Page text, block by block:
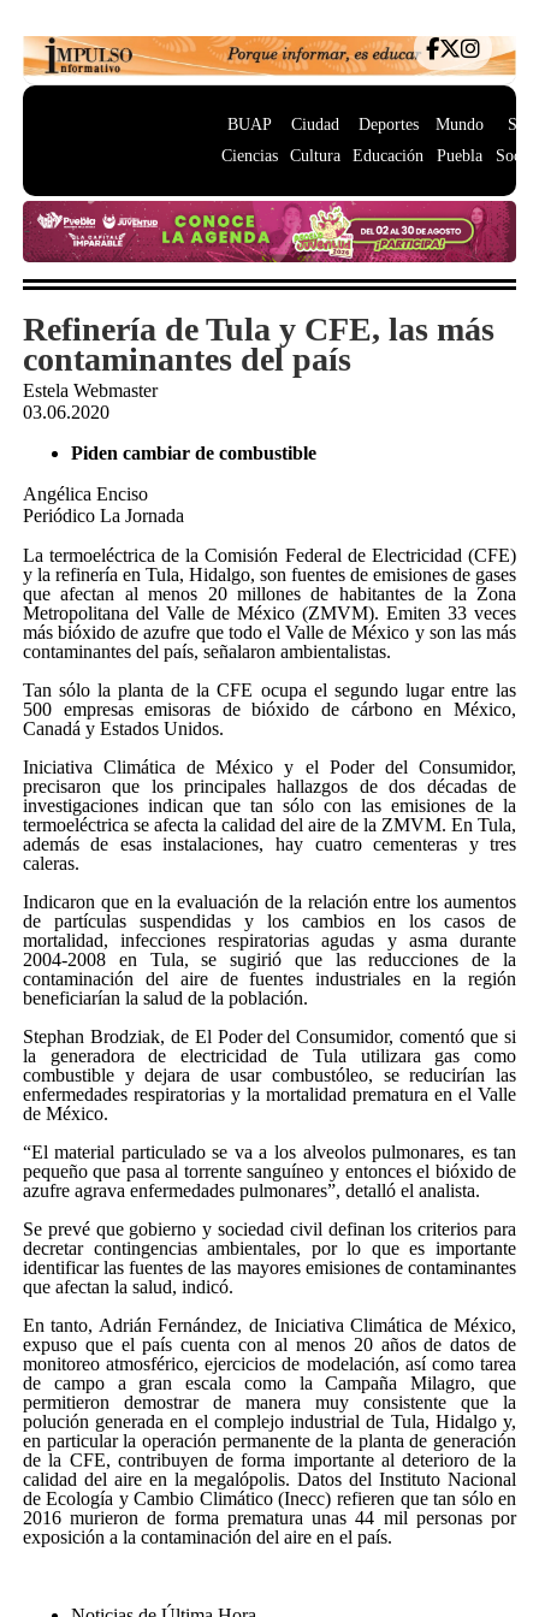
BUAP
Ciencias
Ciudad
Cultura
Deportes
Educación
Mundo
Puebla
Refinería de Tula y CFE, las más
contaminantes del país
Estela Webmaster
03.06.2020
Piden cambiar de combustible
Angélica Enciso
Periódico La Jornada
La termoeléctrica de la Comisión Federal de Electricidad (CFE)
y la refinería en Tula, Hidalgo, son fuentes de emisiones de gases
que afectan al menos 20 millones de habitantes de la Zona
Metropolitana del Valle de México (ZMVM). Emiten 33 veces
más bióxido de azufre que todo el Valle de México y son las más
contaminantes del país, señalaron ambientalistas.
Tan sólo la planta de la CFE ocupa el segundo lugar entre las
500 empresas emisoras de bióxido de cárbono en México,
Canadá y Estados Unidos.
Iniciativa Climática de México y el Poder del Consumidor,
precisaron que los principales hallazgos de dos décadas de
investigaciones indican que tan sólo con las emisiones de la
termoeléctrica se afecta la calidad del aire de la ZMVM. En Tula,
además de esas instalaciones, hay cuatro cementeras y tres
caleras.
Indicaron que en la evaluación de la relación entre los aumentos
de partículas suspendidas y los cambios en los casos de
mortalidad, infecciones respiratorias agudas y asma durante
2004-2008 en Tula, se sugirió que las reducciones de la
contaminación del aire de fuentes industriales en la región
beneficiarían la salud de la población.
Stephan Brodziak, de El Poder del Consumidor, comentó que si
la generadora de electricidad de Tula utilizara gas como
combustible y dejara de usar combustóleo, se reducirían las
enfermedades respiratorias y la mortalidad prematura en el Valle
de México.
El material particulado se va a los alveolos pulmonares, es tan
pequeño que pasa al torrente sanguíneo y entonces el bióxido de
azufre agrava enfermedades pulmonares , detalló el analista.
Se prevé que gobierno y sociedad civil definan los criterios para
decretar contingencias ambientales, por lo que es importante
identificar las fuentes de las mayores emisiones de contaminantes
que afectan la salud, indicó.
En tanto, Adrián Fernández, de Iniciativa Climática de México,
expuso que el país cuenta con al menos 20 años de datos de
monitoreo atmosférico, ejercicios de modelación, así como tarea
de campo a gran escala como la Campaña Milagro, que
permitieron demostrar de manera muy consistente que la
polución generada en el complejo industrial de Tula, Hidalgo y,
en particular la operación permanente de la planta de generación
de la CFE, contribuyen de forma importante al deterioro de la
calidad del aire en la megalópolis. Datos del Instituto Nacional
de Ecología y Cambio Climático (Inecc) refieren que tan sólo en
2016 murieron de forma prematura unas 44 mil personas por
exposición a la contaminación del aire en el país.